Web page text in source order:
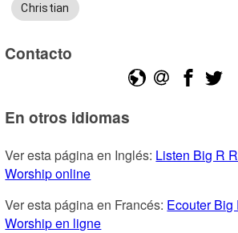
Christian
Contacto
En otros idiomas
Ver esta página en Inglés: Listen Big R
Worship online
Ver esta página en Francés: Ecouter Big
Worship en ligne